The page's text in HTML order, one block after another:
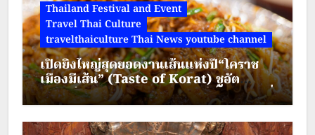
Thailand Festival and Event
Travel Thai Culture
travelthaiculture Thai News youtube channel
เปิดยิ่งใหญ่สุดยอดงานเส้นแห่งปี“โคราช
เมืองมีเส้น” (Taste of Korat) ชูอัต
ลักษณ์วัฒนธรรมอาหาร เมืองย่าโม “ผัดหมี่
ดัง-ขนมจีนแซ่บ” พบกัน 7-20 ส.ค. 69 ลาน
จัดกิจกรรม ชั้น 1